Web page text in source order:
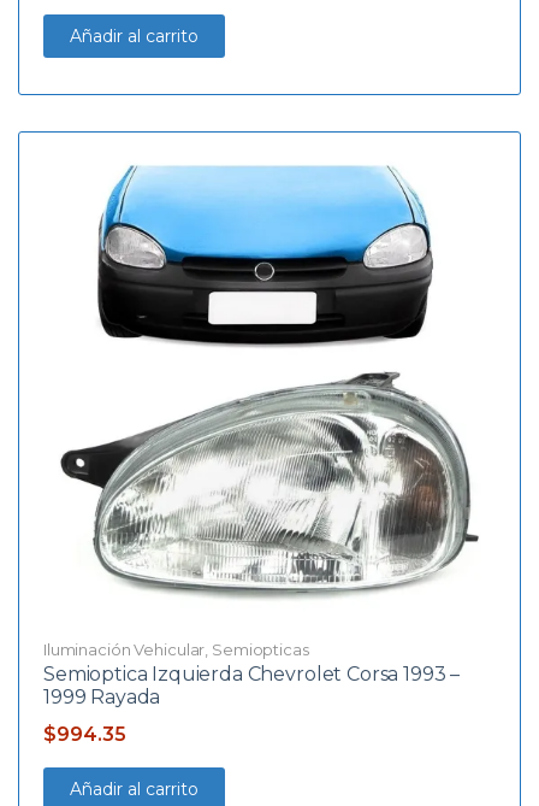
Añadir al carrito
Iluminación Vehicular Semiopticas
Semioptica Izquierda Chevrolet Corsa 1993 –
1999 Rayada
$994.35
Añadir al carrito